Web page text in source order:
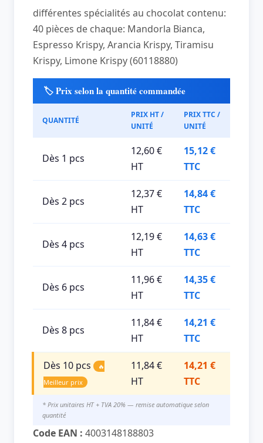
différentes spécialités au chocolat contenu:
40 pièces de chaque: Mandorla Bianca,
Espresso Krispy, Arancia Krispy, Tiramisu
Krispy, Limone Krispy (60118880)
🏷️ Prix selon la quantité commandée
QUANTITÉ
PRIX HT /
UNITÉ
PRIX TTC /
UNITÉ
Dès 1 pcs
12,60 €
HT
15,12 €
TTC
Dès 2 pcs
12,37 €
HT
14,84 €
TTC
Dès 4 pcs
12,19 €
HT
14,63 €
TTC
Dès 6 pcs
11,96 €
HT
14,35 €
TTC
Dès 8 pcs
11,84 €
HT
14,21 €
TTC
Dès 10 pcs
🔥
Meilleur prix
11,84 €
HT
14,21 €
TTC
* Prix unitaires HT + TVA 20% — remise automatique selon
quantité
Code EAN : 4003148188803